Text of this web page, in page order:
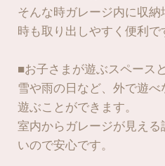
そんな時ガレージ内に収
時も取り出しやすく便利で
■お子さまが遊ぶスペース
雪や雨の日など、外で遊
遊ぶことができます。
室内からガレージが見え
いので安心です。